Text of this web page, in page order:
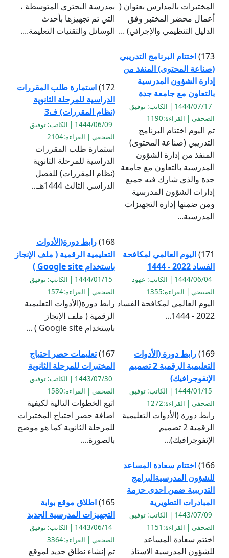
المختبرات بالمدارس بعنوان (
أعمال محضر المختبر وفق
الدليل التنظيمي والإجرائي) ...
بمدرسة البحتري المتوسطة ،
التي تم تجهيزها بأحدث
الوسائل والتقنيات التعليمة....
173) اختتام البرنامج التدريبي
(صناعة المحتوى) المنفذ من
إدارة الشؤون المدرسية
بالتعاون مع جامعة جدة
1444/07/17 | الكاتب: توفيق
الصحفي | القراءة:1190
تم اليوم اختتام البرنامج
التدريبي (صناعة المحتوى)
المنفذ من إدارة الشؤون
المدرسية بالتعاون مع جامعة
جدة والذي شارك فيه جميع
إدارات الشؤون المدرسية
ومن ضمنها إدارة التجهيزات
المدرسية...
172) استمارة طلب المقررات
الدراسية للمرحلة الثانوية
(نظام المقررات) ف3
1444/06/09 | الكاتب: توفيق
الصحفي | القراءة:2104
استمارة طلب المقررات
الدراسية للمرحلة الثانوية
(نظام المقررات) للفصل
الدراسي الثالث 1444هـ...
171) اليوم العالمي لمكافحة
الفساد 2022 - 1444
1444/06/04 | الكاتب: عهود
الصبيحي | القراءة:1355
اليوم العالمي لمكافحة الفساد
2022 - 1444...
168) رابط دورة(الأدوات
التعليمية الرقمية ( ملف الإنجاز
باستخدام Google site )
1444/01/15 | الكاتب: توفيق
الصحفي | القراءة:1574
رابط دورة(الأدوات التعليمية
الرقمية ( ملف الإنجاز
باستخدام Google site ) ...
169) رابط دورة (الأدوات
التعليمية الرقمية 2 تصميم
الإنفوجرافيك)
1444/01/15 | الكاتب: توفيق
الصحفي | القراءة:1272
رابط دورة (الأدوات التعليمية
الرقمية 2 تصميم
الإنفوجرافيك)...
167) تعليمات حصر احتياج
المختبرات للمرحلة الثانوية
1443/07/30 | الكاتب: توفيق
الصحفي | القراءة:1580
اتبع الخطوات التالية لكيفية
اضافة حصر احتياج المختبرات
للمرحلة الثانوية كما هو موضح
بالصورة....
166) اختتام سعادة المساعد
للشؤون المدرسيةالبرامج
التدريبية ضمن احدى حزمة
المبادرات التطويرية
1443/07/09 | الكاتب: توفيق
الصحفي | القراءة:1151
اختتم سعادة المساعد
للشؤون المدرسية الاستاذ
165) اطلاق موقع بوابة
التجهيزات المدرسية الجديد
1443/06/14 | الكاتب: توفيق
الصحفي | القراءة:3364
تم إنشاء نطاق جديد لموقع